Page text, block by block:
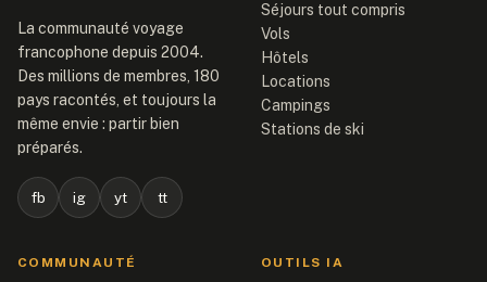
La communauté voyage
francophone depuis 2004.
Des millions de membres, 180
pays racontés, et toujours la
même envie : partir bien
préparés.
fb ig yt tt
Séjours tout compris
Vols
Hôtels
Locations
Campings
Stations de ski
COMMUNAUTÉ OUTILS IA